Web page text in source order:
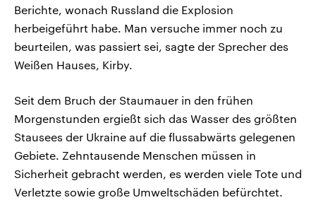
Berichte, wonach Russland die Explosion
herbeigeführt habe. Man versuche immer noch zu
beurteilen, was passiert sei, sagte der Sprecher des
Weißen Hauses, Kirby.
Seit dem Bruch der Staumauer in den frühen
Morgenstunden ergießt sich das Wasser des größten
Stausees der Ukraine auf die flussabwärts gelegenen
Gebiete. Zehntausende Menschen müssen in
Sicherheit gebracht werden, es werden viele Tote und
Verletzte sowie große Umweltschäden befürchtet.